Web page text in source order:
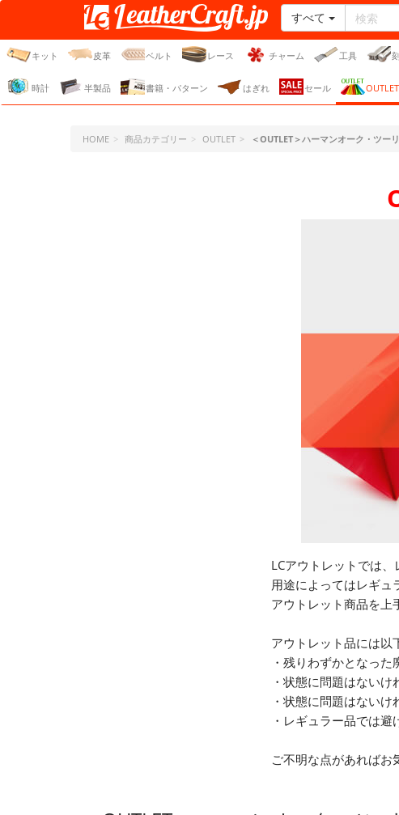
レザークラフト・ドット・
ジェーピー
すべて
キット 皮革 ベルト レース チャーム 工具
時計 半製品 書籍・パターン はぎれ セール OUTLET
HOME 商品カテゴリー OUTLET ＜OUTLET＞ハーマンオーク・ツ
LCアウトレットでは
用途によってはレギュ
アウトレット商品を上
アウトレット品には以
・残りわずかとなった
・状態に問題はない
・状態に問題はない
・レギュラー品では避
ご不明な点があればお